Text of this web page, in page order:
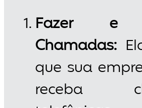
Fazer e
Chamadas:
que sua
receba